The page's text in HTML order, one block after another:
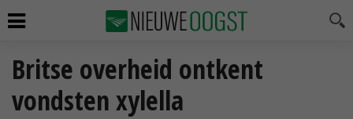
Britse overheid ontkent
vondsten xylella